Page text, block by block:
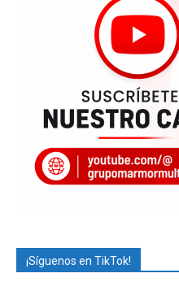
¡Síguenos en TikTok!